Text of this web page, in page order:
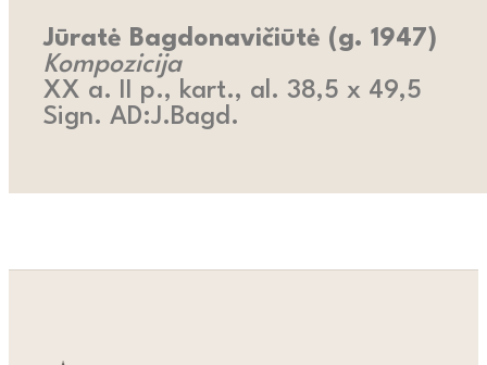
Jūratė Bagdonavičiūtė (g. 1947)
Kompozicija
XX a. II p., kart., al. 38,5 x 49,5
Sign. AD:J.Bagd.